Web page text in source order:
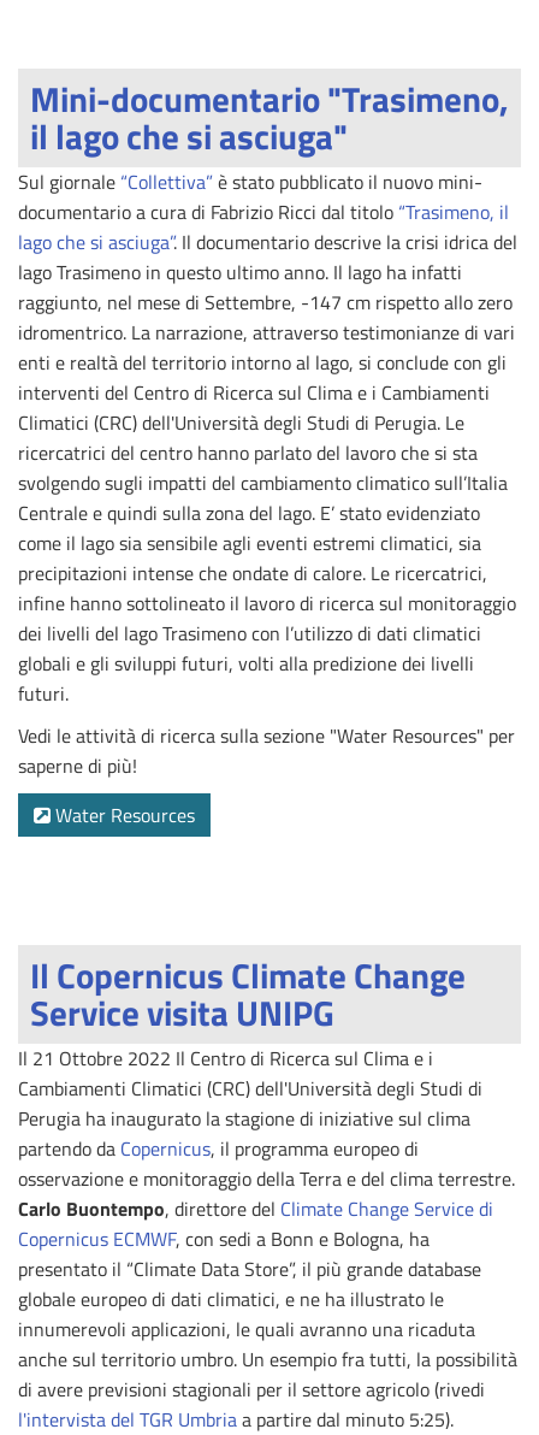
Mini-documentario "Trasimeno,
il lago che si asciuga"
Sul giornale “Collettiva”è stato pubblicato il nuovo mini-
documentario a cura di Fabrizio Ricci dal titolo “Trasimeno, il
lago che si asciuga”. Il documentario descrive la crisi idrica del
lago Trasimeno in questo ultimo anno. Il lago ha infatti
raggiunto, nel mese di Settembre, -147 cm rispetto allo zero
idromentrico. La narrazione, attraverso testimonianze di vari
enti e realtà del territorio intorno al lago, si conclude con gli
interventi del Centro di Ricerca sul Clima e i Cambiamenti
Climatici (CRC) dell'Università degli Studi di Perugia. Le
ricercatrici del centro hanno parlato del lavoro che si sta
svolgendo sugli impatti del cambiamento climatico sull’Italia
Centrale e quindi sulla zona del lago. E’ stato evidenziato
come il lago sia sensibile agli eventi estremi climatici, sia
precipitazioni intense che ondate di calore. Le ricercatrici,
infine hanno sottolineato il lavoro di ricerca sul monitoraggio
dei livelli del lago Trasimeno con l’utilizzo di dati climatici
globali e gli sviluppi futuri, volti alla predizione dei livelli
futuri.
Vedi le attività di ricerca sulla sezione "Water Resources" per
saperne di più!
Water Resources
Il Copernicus Climate Change
Service visita UNIPG
Il 21 Ottobre 2022 Il Centro di Ricerca sul Clima e i
Cambiamenti Climatici (CRC) dell'Università degli Studi di
Perugia ha inaugurato la stagione di iniziative sul clima
partendo da Copernicus, il programma europeo di
osservazione e monitoraggio della Terra e del clima terrestre.
Carlo Buontempo, direttore del Climate Change Service di
Copernicus ECMWF, con sedi a Bonn e Bologna, ha
presentato il “Climate Data Store”, il più grande database
globale europeo di dati climatici, e ne ha illustrato le
innumerevoli applicazioni, le quali avranno una ricaduta
anche sul territorio umbro. Un esempio fra tutti, la possibilità
di avere previsioni stagionali per il settore agricolo (rivedi
l'intervista del TGR Umbriaa partire dal minuto 5:25).